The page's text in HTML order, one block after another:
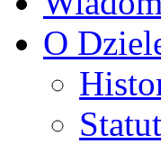
O
Statut